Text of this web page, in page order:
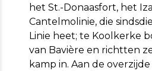
het St.-Donaasfort, het
Cantelmolinie, die
Linie heet; te Koolkerke
van Bavière en richtten
kamp in. Aan de